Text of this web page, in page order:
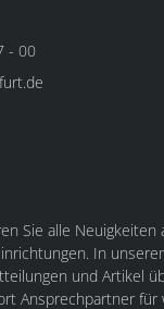
- 00
Sie alle Neuigkeiten
In
und Artikel
Ansprechpartner für